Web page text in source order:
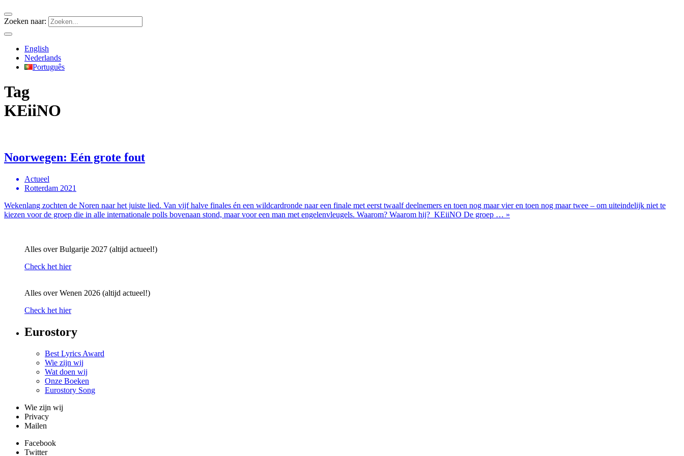
Zoeken naar:
English
Nederlands
Português
Tag
KEiiNO
Noorwegen: Eén grote fout
Actueel
Rotterdam 2021
Wekenlang zochten de Noren naar het juiste lied. Van vijf halve finales én een wildcardronde naar een finale met eerst twaalf deelnemers en toen nog maar vier en toen nog maar twee – om uiteindelijk niet te
kiezen voor de groep die in alle internationale polls bovenaan stond, maar voor een man met engelenvleugels. Waarom? Waarom hij? KEiiNO De groep … »
Alles over Bulgarije 2027 (altijd actueel!)
Check het hier
Alles over Wenen 2026 (altijd actueel!)
Check het hier
Eurostory
Best Lyrics Award
Wie zijn wij
Wat doen wij
Onze Boeken
Eurostory Song
Wie zijn wij
Privacy
Mailen
Facebook
Twitter